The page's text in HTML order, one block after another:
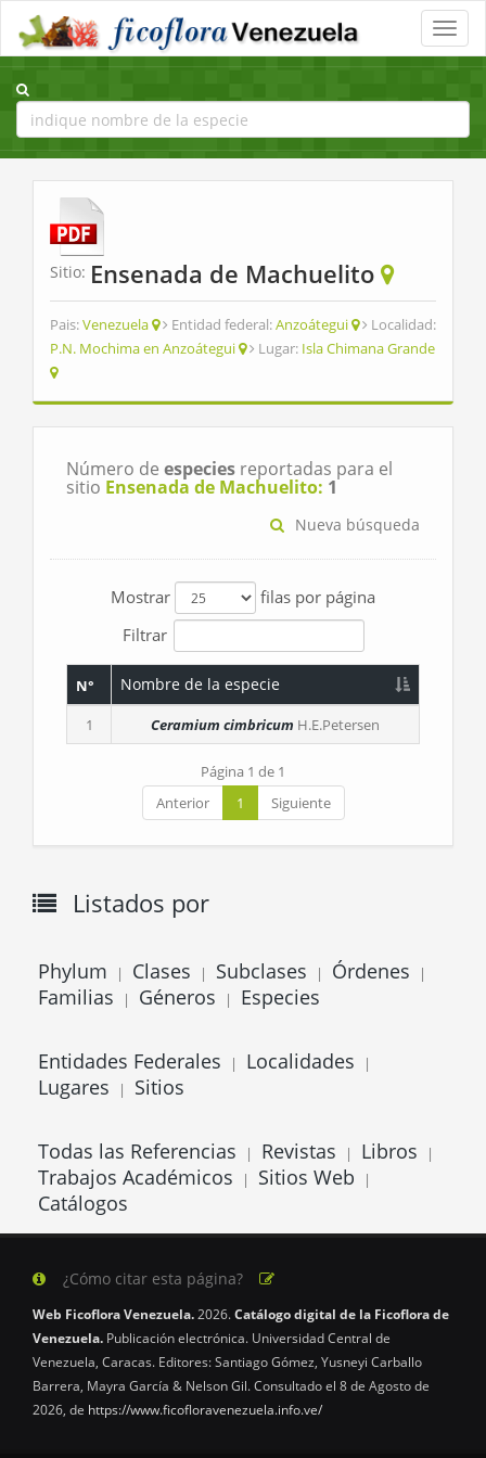
Toggle
Sitio: Ensenada de Machuelito
Pais:Venezuela Entidad federal:Anzoátegui
Localidad:
P.N. Mochima en Anzoátegui
Lugar: Isla Chimana Grande
Número de especies reportadas para el
sitio Ensenada de Machuelito: 1
Nueva búsqueda
Mostrar
filas por página
Filtrar
N° Nombre de la especie
1 Ceramium cimbricum H.E.Petersen
Página 1 de 1
Anterior
1 Siguiente
Listados por
Phylum | Clases | Subclases | Órdenes |
Familias | Géneros | Especies
Entidades Federales | Localidades |
Lugares | Sitios
Todas las Referencias | Revistas | Libros |
Trabajos Académicos | Sitios Web |
Catálogos
¿Cómo citar esta página?
Web Ficoflora Venezuela.2026.Catálogo digital de la Ficoflora de
Venezuela. Publicación electrónica. Universidad Central de
Venezuela, Caracas. Editores: Santiago Gómez, Yusneyi Carballo
Barrera, Mayra García & Nelson Gil. Consultado el 8 de Agosto de
2026, de https://www.ficofloravenezuela.info.ve/